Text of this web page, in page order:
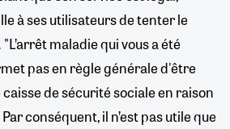
à ses utilisateurs de tenter le
maladie qui vous a été
pas en règle générale d'être
de sécurité sociale en raison
conséquent, il n’est pas utile que